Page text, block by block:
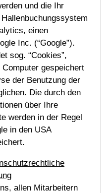
und die Ihr
einen
Inc. (“Google”).
sog. “Cookies”,
gespeichert
der Benutzung der
Die durch den
über Ihre
werden in der Regel
in den USA
allen Mitarbeitern